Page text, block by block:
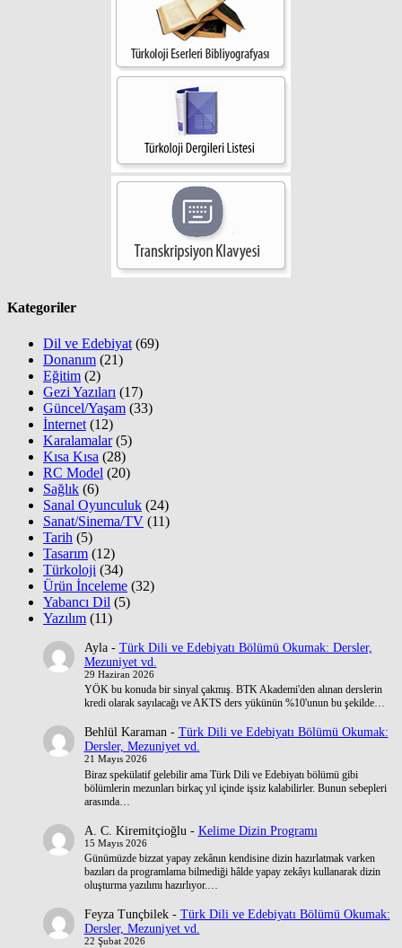
Kategoriler
Dil ve Edebiyat (69)
Donanım (21)
Eğitim (2)
Gezi Yazıları (17)
Güncel/Yaşam (33)
İnternet (12)
Karalamalar(5)
Kısa Kısa (28)
RC Model (20)
Sağlık (6)
Sanal Oyunculuk (24)
Sanat/Sinema/TV (11)
Tarih (5)
Tasarım (12)
Türkoloji (34)
Ürün İnceleme (32)
Yabancı Dil (5)
Yazılım (11)
Ayla- Türk Dili ve Edebiyatı Bölümü Okumak: Dersler,
Mezuniyet vd.
29 Haziran 2026
YÖK bu konuda bir sinyal çakmış. BTK Akademi'den alınan derslerin
kredi olarak sayılacağı ve AKTS ders yükünün %10'unun bu şekilde…
Behlül Karaman- Türk Dili ve Edebiyatı Bölümü Okumak:
Dersler, Mezuniyet vd.
21 Mayıs 2026
Biraz spekülatif gelebilir ama Türk Dili ve Edebiyatı bölümü gibi
bölümlerin mezunları birkaç yıl içinde işsiz kalabilirler. Bunun sebepleri
arasında…
A. C. Kiremitçioğlu - Kelime Dizin Programı
15 Mayıs 2026
Günümüzde bizzat yapay zekânın kendisine dizin hazırlatmak varken
bazıları da programlama bilmediği hâlde yapay zekâyı kullanarak dizin
oluşturma yazılımı hazırlıyor.…
Feyza Tunçbilek- Türk Dili ve Edebiyatı Bölümü Okumak:
Dersler, Mezuniyet vd.
22 Şubat 2026